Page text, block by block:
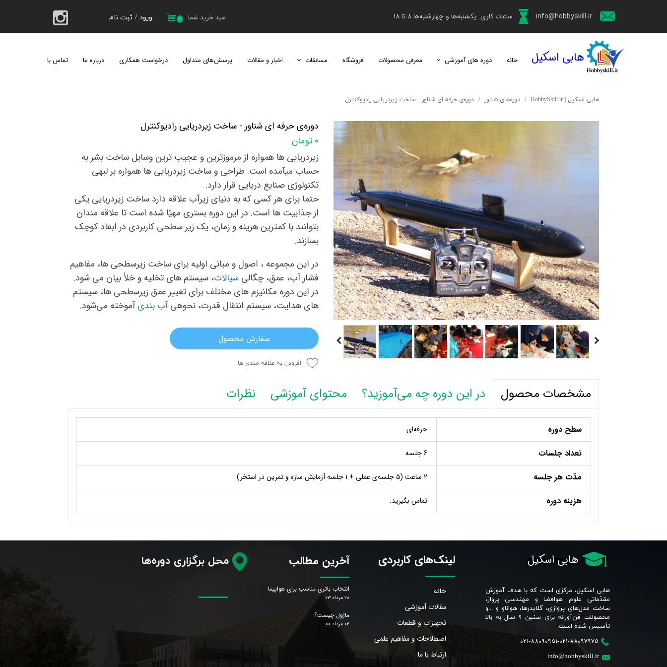
info@hobbyskill.ir ساعات کاری: یکشنبه‌ها و چهارشنبه‌ها 8 تا 18 ۰ سبد خرید شما ورود / ثبت نام
حساب کاربری من
هابی اسکیل خانه دوره های آموزشی معرفی محصولات فروشگاه مسابقات اخبار و مقالات پرسش‌های متداول درخواست همکاری درباره ما تماس با ما
هابی اسکیل | HobbySkill.ir دوره‌های شناور دوره‌ی حرفه ای شناور - ساخت زیردریایی رادیوکنترل​​​​​​​
دوره‌ی حرفه ای شناور - ساخت زیردریایی رادیوکنترل​​​​​​​
۰ تومان
زیردریایی ها همواره از مرموزترین و عجیب ترین وسایل ساخت بشر به
حساب می‎آمده است. طراحی و ساخت زیردریایی ها همواره بر لبه‎ی
تکنولوژی صنایع دریایی قرار دارد.
حتما برای هر کسی که به دنیای زیرآب علاقه دارد ساخت زیردریایی یکی
از جذابیت ها است. در این دوره بستری مهیّا شده است تا علاقه مندان
بتوانند با کمترین هزینه و زمان، یک زیر سطحی کاربردی در ابعاد کوچک
بسازند.
در این مجموعه ، اصول و مبانی اولیه برای ساخت زیرسطحی ها، مفاهیم
فشار آب، عمق، چگالی سیالات، سیستم های تخلیه و خلأ بیان می شود.
در این دوره مکانیزم های مختلف برای تغییر عمق زیرسطحی ها، سیستم
های هدایت، سیستم انتقال قدرت، نحوه‎ی
آب بندیآموخته می‌شود.
سفارش محصول
افزودن به علاقه مندی ها
مشخصات محصول در این دوره چه می‌آموزید؟ محتوای آموزشی نظرات
سطح دوره حرفه‌ای
تعداد جلسات 6 جلسه
مدّت هر جلسه 2 ساعت (​​​​​​​۵​​​​​​​ جلسه‌ی عملی + ۱ جلسه‌ آزمایش سازه و تمرین در استخر)
هزینه دوره تماس بگیرید.
هابی اسکیل
هابی اسکیل، مرکزی است که با هدف آموزش
مقدّماتی علوم هوافضا و مهندسی پرواز،
ساخت مدل‌های پروازی، گلایدرها، هواناو و ...و
محصولات فن‌آورانه برای سنین ٩ سال به بالا
تأسیس شده است.​​​​​​​
021-88090951-021-88097975
info@hobbyskill.ir
لینک‌های کاربردی
خانه
مقالات آموزشی
تجهیزات و قطعات
اصطلاحات و مفاهیم علمی
ارتباط با ما
آخرین مطالب
انتخاب باتری مناسب برای هواپیما
۲۸ مرداد ۰۳
ماژول چیست؟
۰۲ مرداد ۰۰
محل برگزاری دوره‌ها